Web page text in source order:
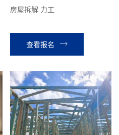
房屋拆解 力工
查看报名